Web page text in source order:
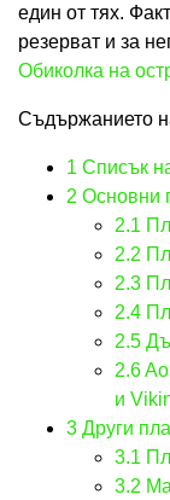
един от тях.
резерват и за
Обиколка на
Съдържанието
1 Списък
2 Основни
2.1
2.2
2.3
2.4
2.5
2.6
и
3 Други
3.1
3.2